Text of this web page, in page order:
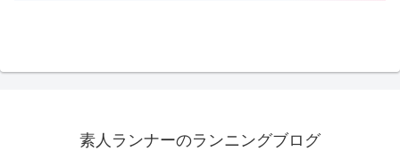
素人ランナーのランニングブログ